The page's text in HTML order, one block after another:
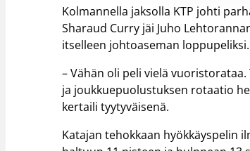
Kolmannella jaksolla KTP johti
Sharaud Curry jäi Juho
itselleen johtoaseman
– Vähän oli peli vielä
ja joukkuepuolustuksen rotaatio
kertaili tyytyväisenä.
Katajan tehokkaan hyökkäyspelin